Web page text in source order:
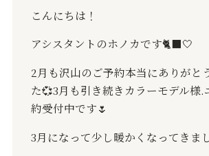
こんにちは！
アシスタントのホノカです🐈‍⬛🤍
2月も沢山のご予約本当にありがと
た💞3月も引き続きカラーモデル様.
約受付中です🌷
3月になって少し暖かくなってきま